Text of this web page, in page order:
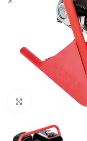
Click to enlarge